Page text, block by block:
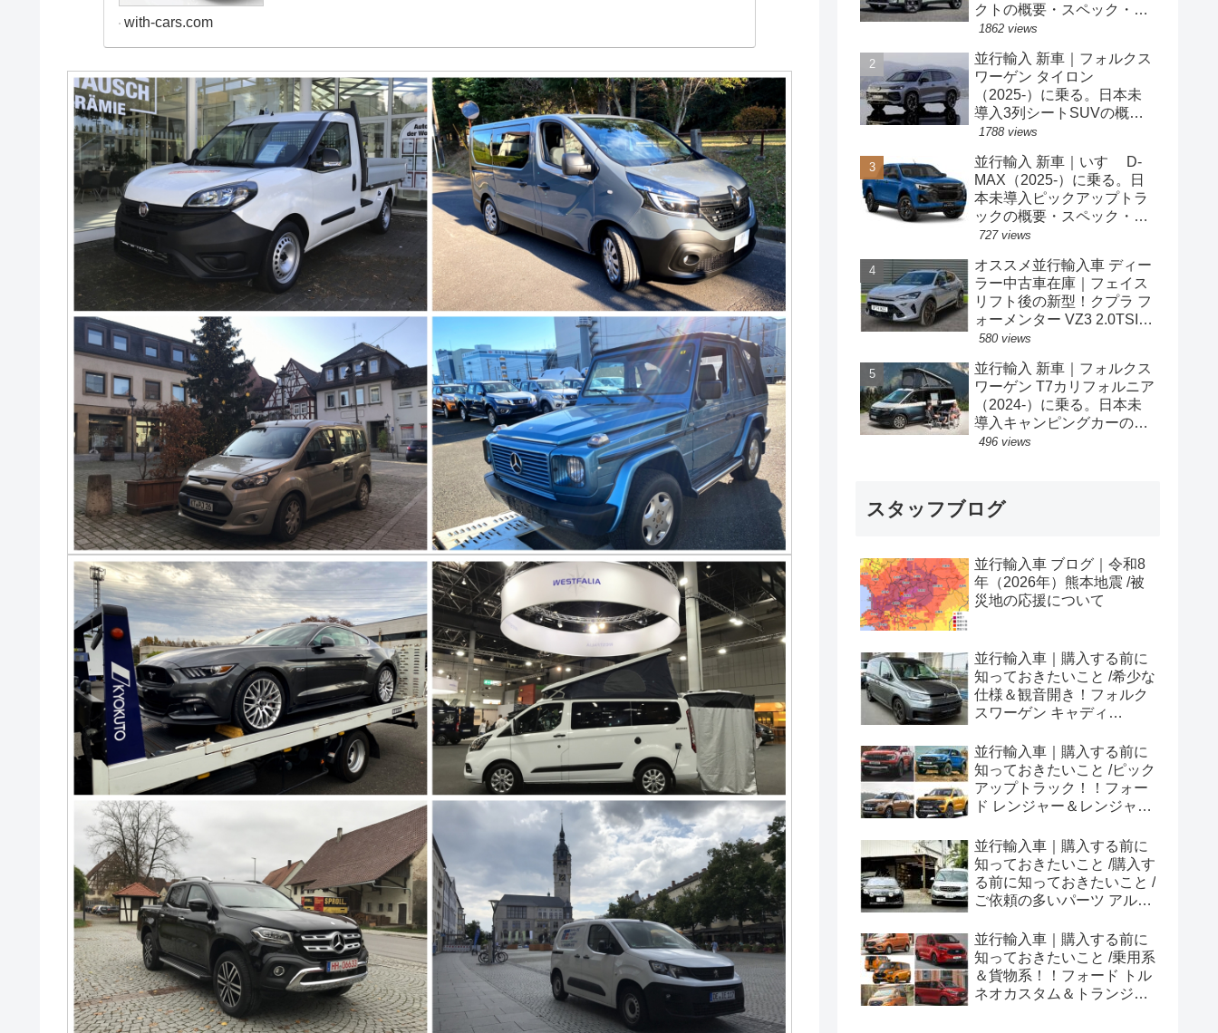
with-cars.com
クトの概要・スペック・価
格の情報。
1862 views
並行輸入 新車｜フォルクス
ワーゲン タイロン
（2025-）に乗る。日本未
導入3列シートSUVの概
要・スペック・価格の情
1788 views
並行輸入 新車｜いすゞ D-
MAX（2025-）に乗る。日
本未導入ピックアップトラ
ックの概要・スペック・価
格の情報。
727 views
オススメ並行輸入車 ディー
ラー中古車在庫｜フェイス
リフト後の新型！クプラ フ
ォーメンター VZ3 2.0TSI
333PS 4Drive 7DSG 右ハン
580 views
並行輸入 新車｜フォルクス
ワーゲン T7カリフォルニア
（2024-）に乗る。日本未
導入キャンピングカーの概
要・スペック・価格の情
496 views
スタッフブログ
並行輸入車 ブログ｜令和8
年（2026年）熊本地震 /被
災地の応援について
並行輸入車｜購入する前に
知っておきたいこと /希少な
仕様＆観音開き！フォルク
スワーゲン キャディ
並行輸入車｜購入する前に
知っておきたいこと /ピック
アップトラック！！フォー
ド レンジャー＆レンジャー
め！
並行輸入車｜購入する前に
知っておきたいこと /購入す
る前に知っておきたいこと /
ご依頼の多いパーツ アルピ
やカスタム・チューニング
パーツも何とかなる！②
並行輸入車｜購入する前に
知っておきたいこと /乗用系
＆貨物系！！フォード トル
ネオカスタム＆トランジッ